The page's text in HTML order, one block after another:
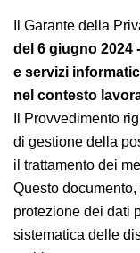
Il Garante della
"Provvedimento
indirizzo.
gestione della
lavorativo e
Il Provvedimento
informatici di
contesto
email dei
dall’Autorità